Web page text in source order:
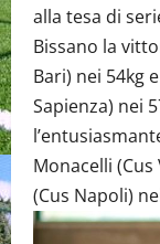
alla tesa di
Bissano la
Bari) nei 54kg
Sapienza) nei
Monacelli (Cus
(Cus Napoli)